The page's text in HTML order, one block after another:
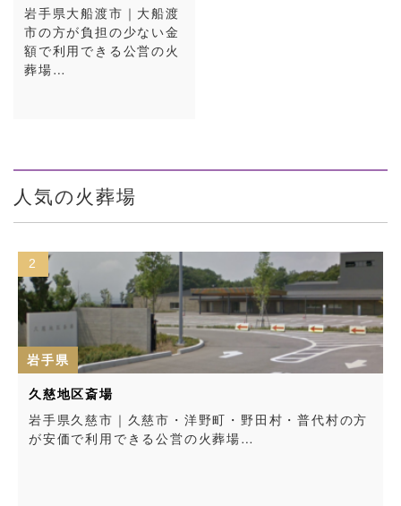
岩手県大船渡市｜大船渡
市の方が負担の少ない金
額で利用できる公営の火
葬場…
人気の火葬場
2
岩手県
久慈地区斎場
岩手県久慈市｜久慈市・洋野町・野田村・普代村の方
が安価で利用できる公営の火葬場…